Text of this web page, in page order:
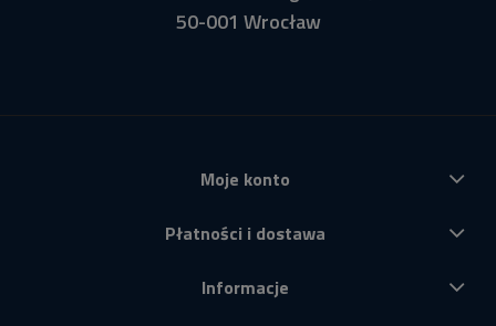
50-001 Wrocław
Moje konto
Płatności i dostawa
Informacje